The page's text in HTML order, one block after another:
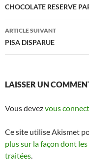
des
articles
CHOCOLATE RESERVE
ARTICLE SUIVANT
PISA DISPARUE
LAISSER UN
Vous devezvous
Ce site utilise Akismet
plus sur la façon dont
traitées.